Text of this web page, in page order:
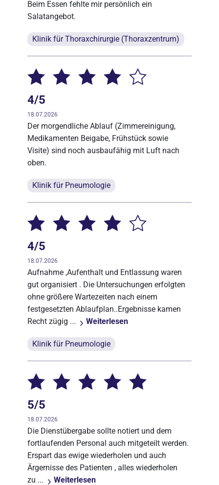
Beim Essen fehlte mir persönlich ein
Salatangebot.
Klinik für Thoraxchirurgie (Thoraxzentrum)
4/5
18.07.2026
Der morgendliche Ablauf (Zimmereinigung,
Medikamenten Beigabe, Frühstück sowie
Visite) sind noch ausbaufähig mit Luft nach
oben.
Klinik für Pneumologie
4/5
18.07.2026
Aufnahme ,Aufenthalt und Entlassung waren
gut organisiert . Die Untersuchungen erfolgten
ohne größere Wartezeiten nach einem
festgesetzten Ablaufplan..Ergebnisse kamen
Recht zügig ...
Weiterlesen
Klinik für Pneumologie
5/5
18.07.2026
Die Dienstübergabe sollte notiert und dem
fortlaufenden Personal auch mitgeteilt werden.
Erspart das ewige wiederholen und auch
Ärgernisse des Patienten , alles wiederholen
zu ...
Weiterlesen